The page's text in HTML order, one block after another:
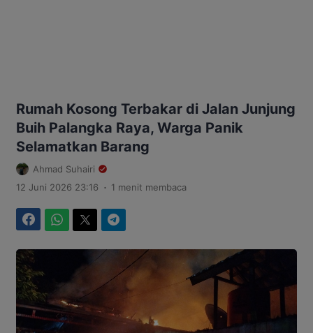
Rumah Kosong Terbakar di Jalan Junjung
Buih Palangka Raya, Warga Panik
Selamatkan Barang
Ahmad Suhairi
12 Juni 2026 23:16 . 1 menit membaca